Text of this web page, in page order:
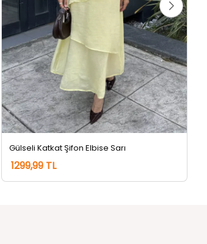
Gülseli Katkat Şifon Elbise Sarı
1299,99 TL